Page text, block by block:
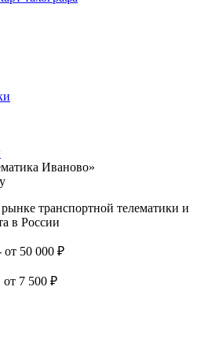
Иваново»
транспортной телематики и
в России
от 50 000 ₽
7 500 ₽